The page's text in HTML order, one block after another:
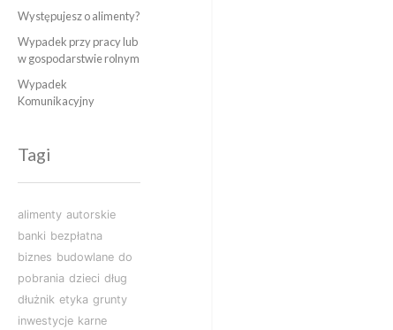
Występujesz o alimenty?
Wypadek przy pracy lub
w gospodarstwie rolnym
Wypadek
Komunikacyjny
Tagi
alimenty autorskie
banki bezpłatna
biznes budowlane do
pobrania dzieci dług
dłużnik etyka grunty
inwestycje karne